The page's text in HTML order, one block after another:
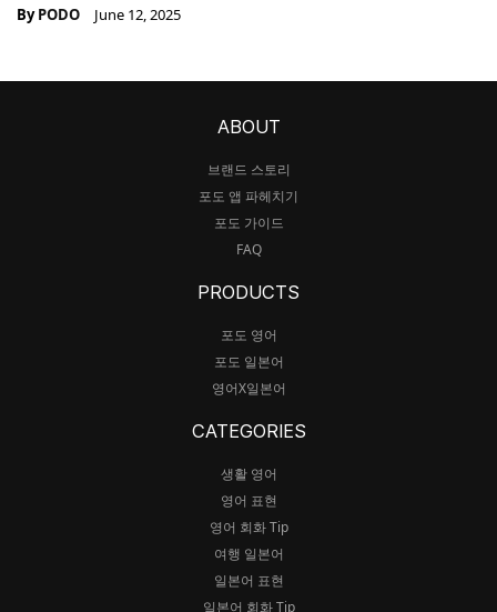
ByPODO June 12, 2025
ABOUT
브랜드 스토리
포도 앱 파헤치기
포도 가이드
FAQ
PRODUCTS
포도 영어
포도 일본어
영어X일본어
CATEGORIES
생활 영어
영어 표현
영어 회화 Tip
여행 일본어
일본어 표현
일본어 회화 Tip